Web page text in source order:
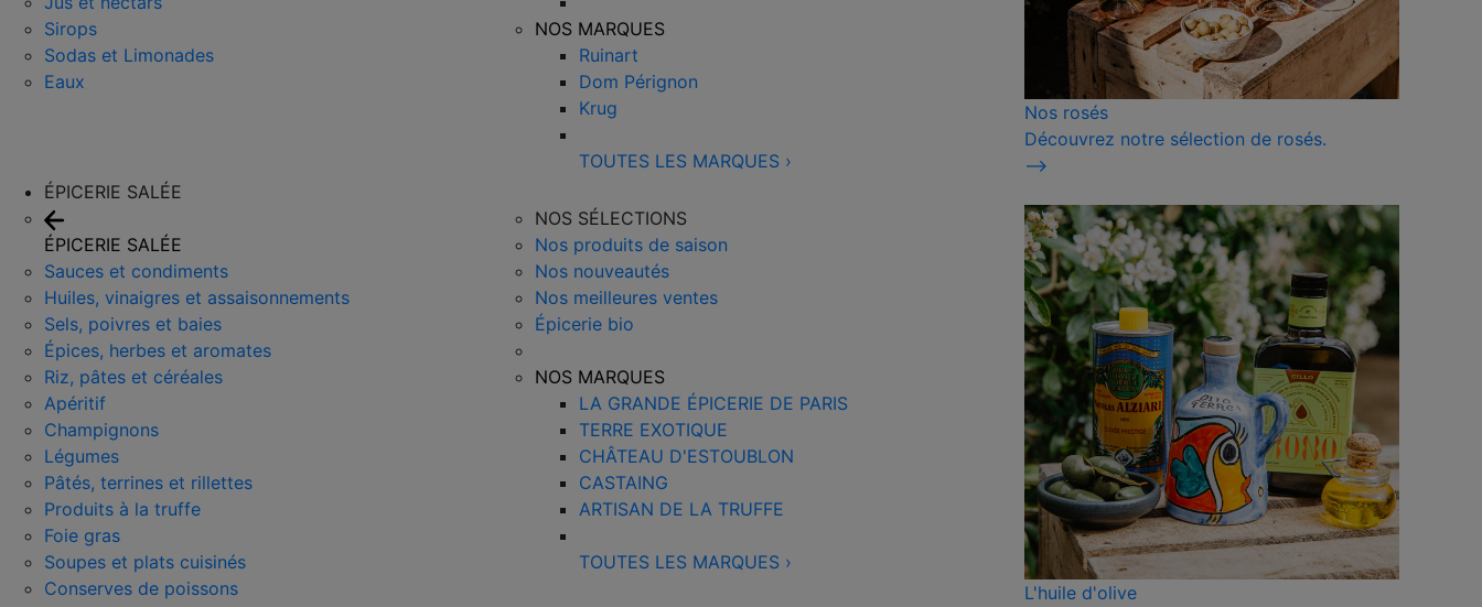
Sirops
Sodas et Limonades
Eaux
NOS MARQUES
Ruinart
Dom Pérignon
Krug
TOUTES LES MARQUES ›
Nos rosés
Découvrez notre sélection de rosés.
⟶
ÉPICERIE SALÉE
ÉPICERIE SALÉE
Sauces et condiments
Huiles, vinaigres et assaisonnements
Sels, poivres et baies
Épices, herbes et aromates
Riz, pâtes et céréales
Apéritif
Champignons
Légumes
Pâtés, terrines et rillettes
Produits à la truffe
Foie gras
Soupes et plats cuisinés
Conserves de poissons
NOS SÉLECTIONS
Nos produits de saison
Nos nouveautés
Nos meilleures ventes
Épicerie bio
NOS MARQUES
LA GRANDE ÉPICERIE DE PARIS
TERRE EXOTIQUE
CHÂTEAU D'ESTOUBLON
CASTAING
ARTISAN DE LA TRUFFE
TOUTES LES MARQUES ›
L'huile d'olive